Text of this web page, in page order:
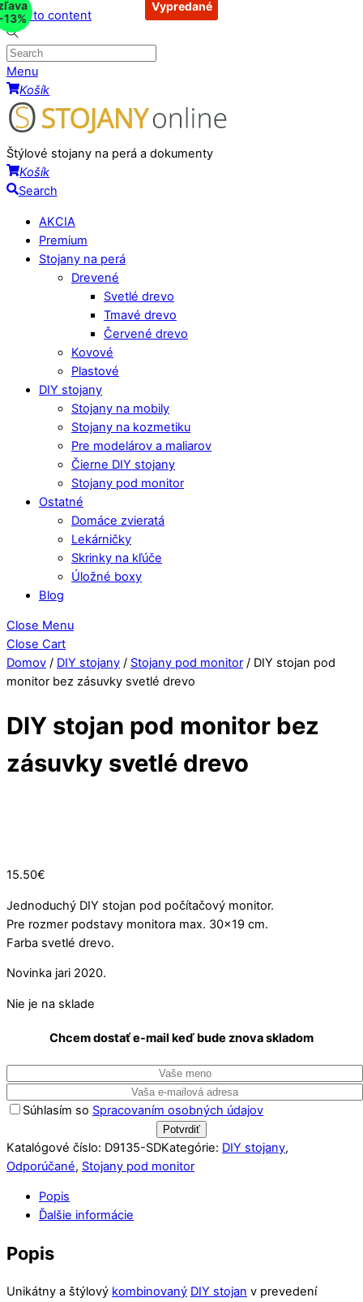
Skip to content
Menu
Košík
Štýlové stojany na perá a dokumenty
Košík
Search
AKCIA
Premium
Stojany na perá
Drevené
Svetlé drevo
Tmavé drevo
Červené drevo
Kovové
Plastové
DIY stojany
Stojany na mobily
Stojany na kozmetiku
Pre modelárov a maliarov
Čierne DIY stojany
Stojany pod monitor
Ostatné
Domáce zvieratá
Lekárničky
Skrinky na kľúče
Úložné boxy
Blog
Close Menu
Close Cart
Domov / DIY stojany / Stojany pod monitor / DIY stojan pod
monitor bez zásuvky svetlé drevo
DIY stojan pod monitor bez
zásuvky svetlé drevo
15.50€
Jednoduchý DIY stojan pod počítačový monitor.
Pre rozmer podstavy monitora max. 30×19 cm.
Farba svetlé drevo.
Novinka jari 2020.
Nie je na sklade
Chcem dostať e-mail keď bude znova skladom
Súhlasím so Spracovaním osobných údajov
Katalógové číslo: D9135-SDKategórie: DIY stojany,
Odporúčané, Stojany pod monitor
Popis
Ďalšie informácie
Popis
Unikátny a štýlový kombinovaný DIY stojan v prevedení
Vypredané
Vypredané
Vypredané